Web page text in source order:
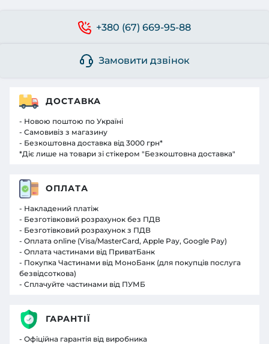
+380 (67) 669-95-88
Замовити дзвінок
ДОСТАВКА
- Новою поштою по Україні
- Самовивіз з магазину
- Безкоштовна доставка від 3000 грн*
*Діє лише на товари зі стікером "Безкоштовна доставка"
ОПЛАТА
- Накладений платіж
- Безготівковий розрахунок без ПДВ
- Безготівковий розрахунок з ПДВ
- Оплата online (Visa/MasterCard, Apple Pay, Google Pay)
- Оплата частинами від ПриватБанк
- Покупка Частинами від МоноБанк (для покупців послуга
безвідсоткова)
- Сплачуйте частинами від ПУМБ
ГАРАНТІЇ
- Офіційна гарантія від виробника